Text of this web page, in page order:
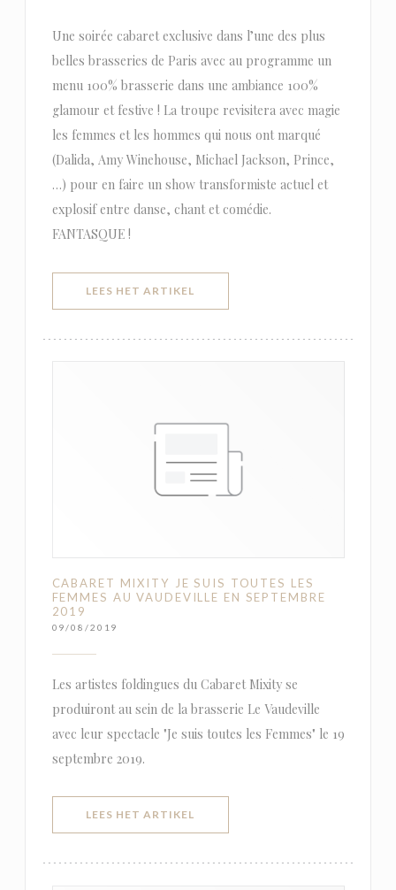
Une soirée cabaret exclusive dans l’une des plus
belles brasseries de Paris avec au programme un
menu 100% brasserie dans une ambiance 100%
glamour et festive ! La troupe revisitera avec magie
les femmes et les hommes qui nous ont marqué
(Dalida, Amy Winehouse, Michael Jackson, Prince,
…) pour en faire un show transformiste actuel et
explosif entre danse, chant et comédie.
FANTASQUE !
LEES HET ARTIKEL
CABARET MIXITY JE SUIS TOUTES LES
FEMMES AU VAUDEVILLE EN SEPTEMBRE
2019
09/08/2019
Les artistes foldingues du Cabaret Mixity se
produiront au sein de la brasserie Le Vaudeville
avec leur spectacle "Je suis toutes les Femmes" le 19
septembre 2019.
LEES HET ARTIKEL